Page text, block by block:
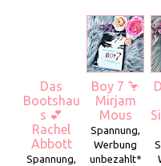
Das
Bootshau
s 💕
Rachel
Abbott
Spannung,
Boy 7 🦩
Mirjam
Mous
Spannung,
Werbung
unbezahlt*